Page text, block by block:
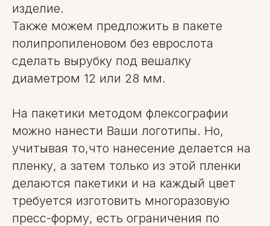
изделие.
Также можем предложить в пакете
полипропиленовом без еврослота
сделать вырубку под вешалку
диаметром 12 или 28 мм.
На пакетики методом флексографии
можно нанести Ваши логотипы. Но,
учитывая то,что нанесение делается на
пленку, а затем только из этой пленки
делаются пакетики и на каждый цвет
требуется изготовить многоразовую
пресс-форму, есть ограничения по